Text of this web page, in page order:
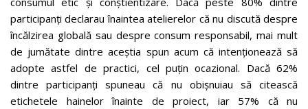
participanți declarau înaintea atelierelor că nu discută despre
încălzirea globală sau despre consum responsabil, mai mult
de jumătate dintre aceștia spun acum că intenționează să
adopte astfel de practici, cel puțin ocazional. Dacă 62%
dintre participanți spuneau că nu obișnuiau să citească
etichetele hainelor înainte de proiect, iar 57% că nu